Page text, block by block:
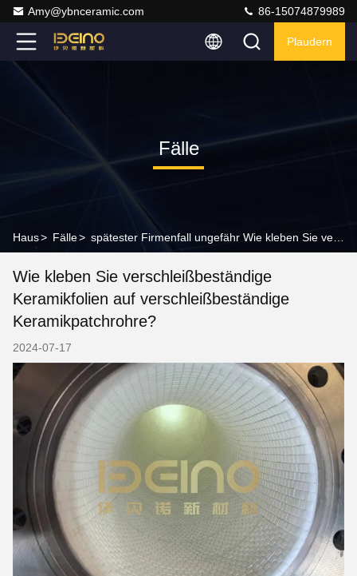
Amy@ybnceramic.com 86-15074879989
Plaudern
Fälle
Haus> Fälle>
Wie kleben Sie verschleißbeständige
Keramikfolien auf verschleißbeständige
Keramikpatchrohre?
2024-07-17